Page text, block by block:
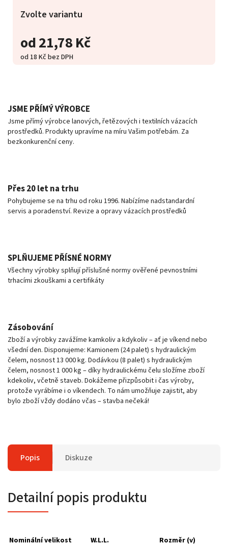
od21,78 Kč
od 18 Kčbez DPH
Zvolte variantu
JSME PŘÍMÝ VÝROBCE
Jsme přímý výrobce lanových, řetězových i textilních vázacích
prostředků. Produkty upravíme na míru Vašim potřebám. Za
bezkonkurenční ceny.
Přes 20 let na trhu
Pohybujeme se na trhu od roku 1996. Nabízíme nadstandardní
servis a poradenství. Revize a opravy vázacích prostředků
SPLŇUJEME PŘÍSNÉ NORMY
Všechny výrobky splňují příslušné normy ověřené pevnostními
trhacími zkouškami a certifikáty
Zásobování
Zboží a výrobky zavážíme kamkoliv a kdykoliv – ať je víkend nebo
všední den. Disponujeme: Kamionem (24 palet) s hydraulickým
čelem, nosnost 13 000 kg. Dodávkou (8 palet) s hydraulickým
čelem, nosnost 1 000 kg – díky hydraulickému čelu složíme zboží
kdekoliv, včetně staveb. Dokážeme přizpůsobit i čas výroby,
protože vyrábíme i o víkendech. To nám umožňuje zajistit, aby
bylo zboží vždy dodáno včas – stavba nečeká!
Popis Diskuze
Detailní popis produktu
Nominální velikost W.L.L. Rozměr (v)